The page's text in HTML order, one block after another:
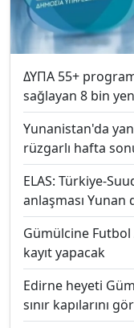
ΔΥΠΑ 55+
sağlayan 8 bin
Yunanistan'da
rüzgarlı hafta
ELAS: Türkiye-
anlaşması Yunan
Gümülcine
kayıt yapacak
Edirne heyeti
sınır kapılarını